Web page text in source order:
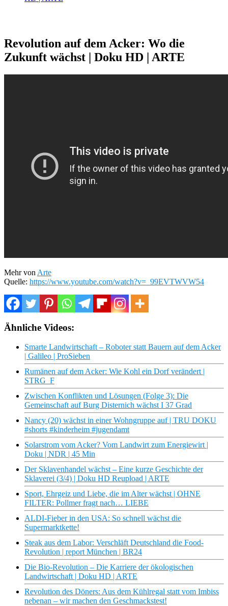
Revolution auf dem Acker: Wo die
Zukunft wächst | Doku HD | ARTE
Mehr von Arte
Quelle: https://www.youtube.com/watch?v=_99EVTWVW54
Ähnliche Videos:
Smarte Landwirtschaft – Roboter statt Bauern auf dem Acker
| Galileo | ProSieben
Rumänen auf dem Acker: Wie Kohl ein Dorf verändert |
STRG_F
Zwischen Konflikten und Lösungen (Folge 3): Die
Gemeinschaft auf Burg Disternich wächst I 37 Grad
Nancy (20) wächst in einer Wohngruppe auf | TRU DOKU
#shorts #kinderheim #jugendamt
Solarstrom vom Acker? Vom Landwirt zum Energiewirt |
Doku | NDR | 45 Min
Der Sklavenhandel wächst – Eine kurze Geschichte der
Sklaverei (3/4) | Doku HD Reupload | ARTE
Sport, Ehrgeiz und Liebe, die im Alter wächst | OHNE
FILTER: Pollmer fragt nach… LIEBE
ALDI-Fieber in den USA: So schnell wächst die
Supermarktkette!
Steak aus dem Labor: Verschläft Deutschland die Food-
Revolution | report München | BR24
Die Bio-Revolution – Die Karriere der ökologischen
Landwirtschaft | Doku HD | ARTE
Revolution des Döners: Aus dem Kühlregal statt vom Imbiss
nebenan – wir machen den Geschmackstest!